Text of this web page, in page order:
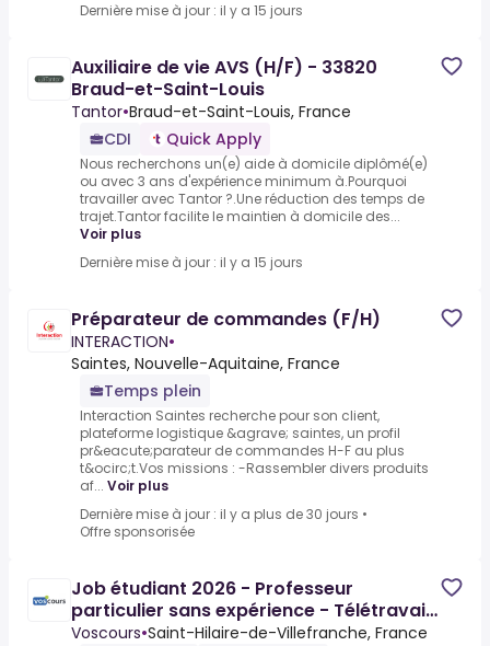
Dernière mise à jour : il y a 15 jours
Auxiliaire de vie AVS (H/F) - 33820
Braud-et-Saint-Louis
Tantor•Braud-et-Saint-Louis, France
CDI
Quick Apply
Nous recherchons un(e) aide à domicile diplômé(e)
ou avec 3 ans d'expérience minimum à.Pourquoi
travailler avec Tantor ?.Une réduction des temps de
trajet.Tantor facilite le maintien à domicile des...
Voir plus
Dernière mise à jour : il y a 15 jours
Préparateur de commandes (F/H)
INTERACTION•
Saintes, Nouvelle-Aquitaine, France
Temps plein
Interaction Saintes recherche pour son client,
plateforme logistique &agrave; saintes, un profil
pr&eacute;parateur de commandes H-F au plus
t&ocirc;t.Vos missions : -Rassembler divers produits
af... Voir plus
Dernière mise à jour : il y a plus de 30 jours •
Offre sponsorisée
Job étudiant 2026 - Professeur
particulier sans expérience - Télétravail
possible - 12 à 28€/h
Voscours•Saint-Hilaire-de-Villefranche, France